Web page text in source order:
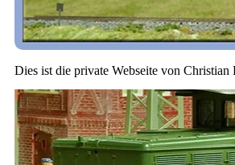
Dies ist die private Webseite von Christian